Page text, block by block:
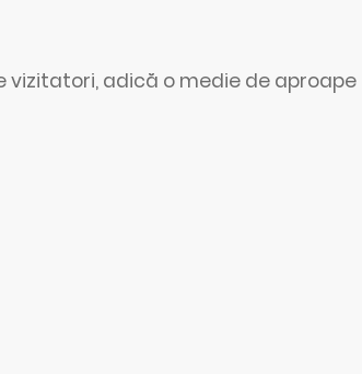
vizitatori, adică o medie de aproape